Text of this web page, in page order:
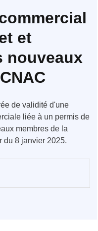
et
nouveaux
de validité d'une
liée à un permis de
membres de la
du 8 janvier 2025.